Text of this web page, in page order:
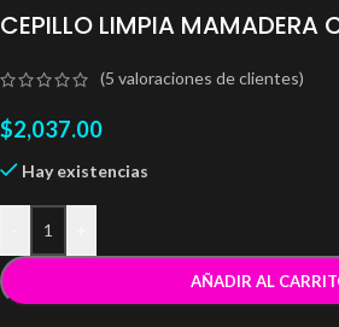
CEPILLO LIMPIA MAMADERA
(5 valoraciones de clientes)
$2,037.00
Hay existencias
AÑADIR AL